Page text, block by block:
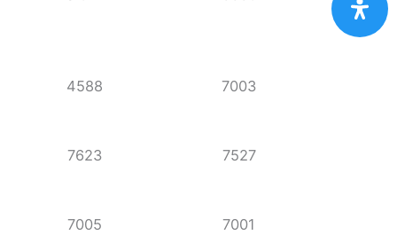
4588 7003
7623 7527
7005 7001